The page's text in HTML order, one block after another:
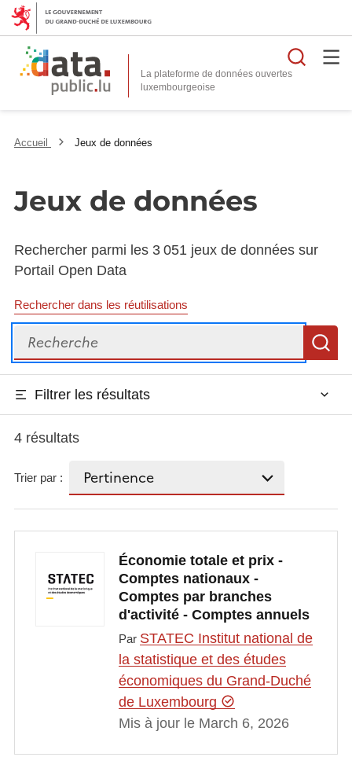
La plateforme de données ouvertes
Accueil Jeux de données
Jeux de données
Rechercher parmi les 3 051 jeux de données sur
Portail Open Data
Rechercher dans les réutilisations
Recherche
Filtrer les résultats
4 résultats
Trier par :
Économie totale et prix -
Comptes nationaux -
Comptes par branches
d'activité - Comptes annuels
Par STATEC Institut national de
la statistique et des études
économiques du Grand-Duché
de Luxembourg
Mis à jour le March 6, 2026